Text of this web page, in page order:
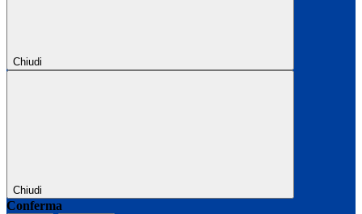
Chiudi
Chiudi
Conferma